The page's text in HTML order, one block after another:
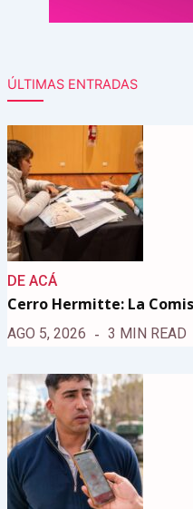
ÚLTIMAS ENTRADAS
DE ACÁ
Cerro Hermitte: La
AGO 5, 2026 3 MIN READ